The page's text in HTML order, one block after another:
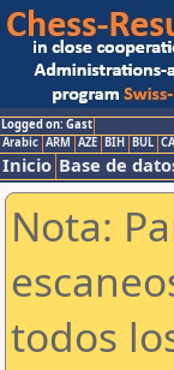
Logged on: Gast
Arabic ARM AZE BIH BUL
Inicio Base de
Nota:
todos